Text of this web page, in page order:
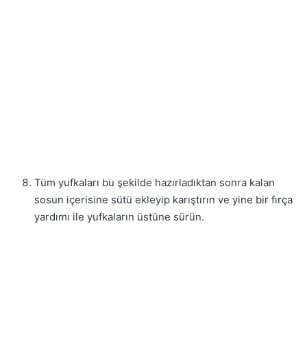
Tüm yufkaları bu şekilde hazırladıktan sonra kalan
sosun içerisine sütü ekleyip karıştırın ve yine bir fırça
yardımı ile yufkaların üstüne sürün.